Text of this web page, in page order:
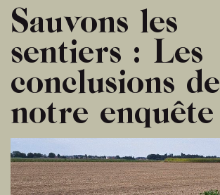
Sauvons les
sentiers : Les
conclusions de
notre enquête